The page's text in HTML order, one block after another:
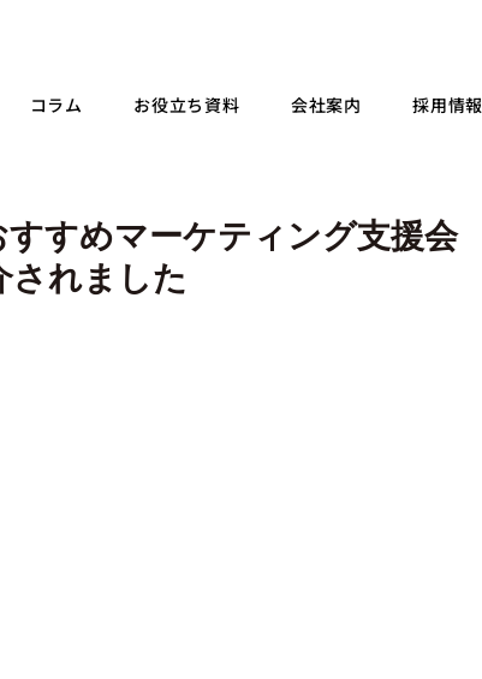
コラム お役立ち資料 会社案内 採用情報
すめマーケティング支援会
されました